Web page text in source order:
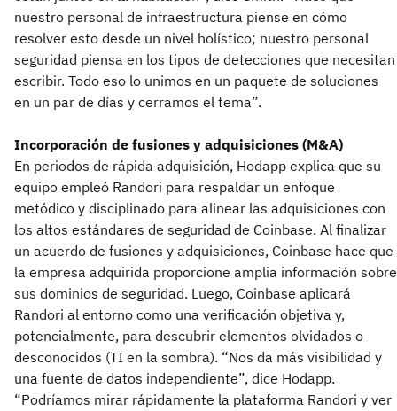
nuestro personal de infraestructura piense en cómo
resolver esto desde un nivel holístico; nuestro personal
seguridad piensa en los tipos de detecciones que necesitan
escribir. Todo eso lo unimos en un paquete de soluciones
en un par de días y cerramos el tema”.
Incorporación de fusiones y adquisiciones (M&A)
En periodos de rápida adquisición, Hodapp explica que su
equipo empleó Randori para respaldar un enfoque
metódico y disciplinado para alinear las adquisiciones con
los altos estándares de seguridad de Coinbase. Al finalizar
un acuerdo de fusiones y adquisiciones, Coinbase hace que
la empresa adquirida proporcione amplia información sobre
sus dominios de seguridad. Luego, Coinbase aplicará
Randori al entorno como una verificación objetiva y,
potencialmente, para descubrir elementos olvidados o
desconocidos (TI en la sombra). “Nos da más visibilidad y
una fuente de datos independiente”, dice Hodapp.
“Podríamos mirar rápidamente la plataforma Randori y ver